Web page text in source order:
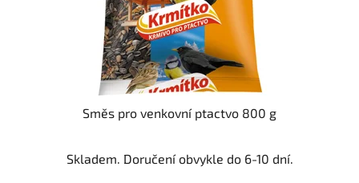
Směs pro venkovní ptactvo 800 g
Skladem. Doručení obvykle do 6-10 dní.